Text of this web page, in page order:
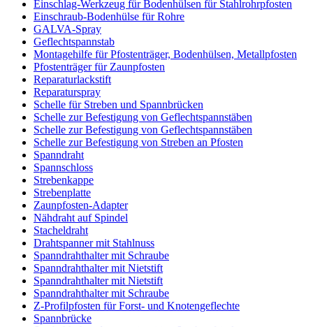
Einschlag-Werkzeug für Bodenhülsen für Stahlrohrpfosten
Einschraub-Bodenhülse für Rohre
GALVA-Spray
Geflechtspannstab
Montagehilfe für Pfostenträger, Bodenhülsen, Metallpfosten
Pfostenträger für Zaunpfosten
Reparaturlackstift
Reparaturspray
Schelle für Streben und Spannbrücken
Schelle zur Befestigung von Geflechtspannstäben
Schelle zur Befestigung von Geflechtspannstäben
Schelle zur Befestigung von Streben an Pfosten
Spanndraht
Spannschloss
Strebenkappe
Strebenplatte
Zaunpfosten-Adapter
Nähdraht auf Spindel
Stacheldraht
Drahtspanner mit Stahlnuss
Spanndrahthalter mit Schraube
Spanndrahthalter mit Nietstift
Spanndrahthalter mit Nietstift
Spanndrahthalter mit Schraube
Z-Profilpfosten für Forst- und Knotengeflechte
Spannbrücke